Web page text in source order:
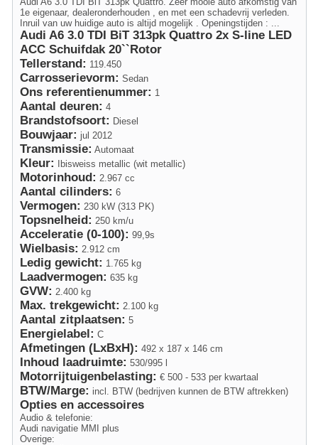
1e eigenaar, dealeronderhouden , en met een schadevrij verleden.
Inruil van uw huidige auto is altijd mogelijk . Openingstijden : ...
Audi A6 3.0 TDI BiT 313pk Quattro 2x S-line LED
ACC Schuifdak 20``Rotor
Tellerstand: 119.450
Carrosserievorm: Sedan
Ons referentienummer: 1
Aantal deuren: 4
Brandstofsoort: Diesel
Bouwjaar: jul 2012
Transmissie: Automaat
Kleur: Ibisweiss metallic (wit metallic)
Motorinhoud: 2.967 cc
Aantal cilinders: 6
Vermogen: 230 kW (313 PK)
Topsnelheid: 250 km/u
Acceleratie (0-100): 99,9s
Wielbasis: 2.912 cm
Ledig gewicht: 1.765 kg
Laadvermogen: 635 kg
GVW: 2.400 kg
Max. trekgewicht: 2.100 kg
Aantal zitplaatsen: 5
Energielabel: C
Afmetingen (LxBxH): 492 x 187 x 146 cm
Inhoud laadruimte: 530/995 l
Motorrijtuigenbelasting: € 500 - 533 per kwartaal
BTW/Marge: incl. BTW (bedrijven kunnen de BTW aftrekken)
Opties en accessoires
Audio & telefonie:
Audi navigatie MMI plus
Overige: